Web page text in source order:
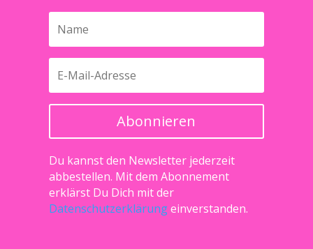
Abonnieren
Du kannst den Newsletter jederzeit
abbestellen. Mit dem Abonnement
erklärst Du Dich mit der
Datenschutzerklärungeinverstanden.